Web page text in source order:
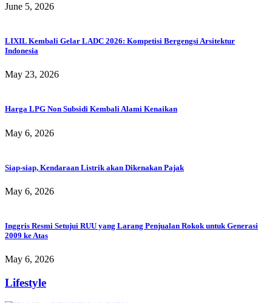
June 5, 2026
LIXIL Kembali Gelar LADC 2026: Kompetisi Bergengsi Arsitektur
Indonesia
May 23, 2026
Harga LPG Non Subsidi Kembali Alami Kenaikan
May 6, 2026
Siap-siap, Kendaraan Listrik akan Dikenakan Pajak
May 6, 2026
Inggris Resmi Setujui RUU yang Larang Penjualan Rokok untuk Generasi
2009 ke Atas
May 6, 2026
Lifestyle